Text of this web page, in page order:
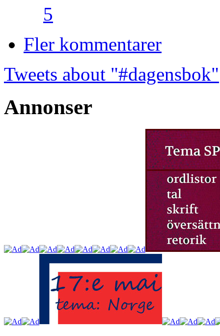
5
Fler kommentarer
Tweets about "#dagensbok"
Annonser